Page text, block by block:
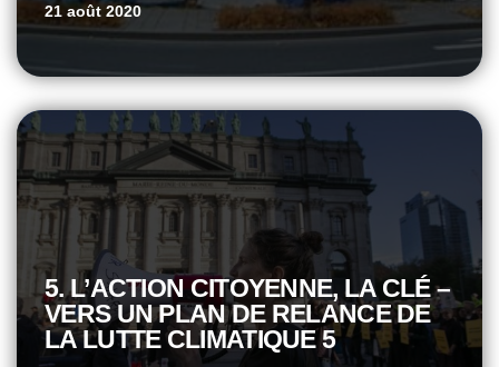
21 août 2020
5. L’ACTION CITOYENNE, LA CLÉ –
VERS UN PLAN DE RELANCE DE
LA LUTTE CLIMATIQUE 5